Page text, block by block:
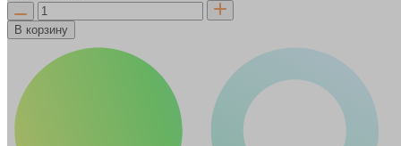
В корзину